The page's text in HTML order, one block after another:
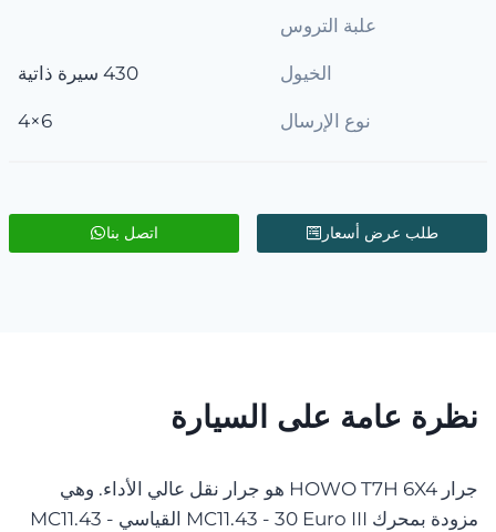
علبة التروس
الخيول 430 سيرة ذاتية
نوع الإرسال 6×4
طلب عرض أسعار اتصل بنا
نظرة عامة على السيارة
جرار HOWO T7H 6X4 هو جرار نقل عالي الأداء. وهي
مزودة بمحرك MC11.43 - 30 Euro III القياسي MC11.43 -